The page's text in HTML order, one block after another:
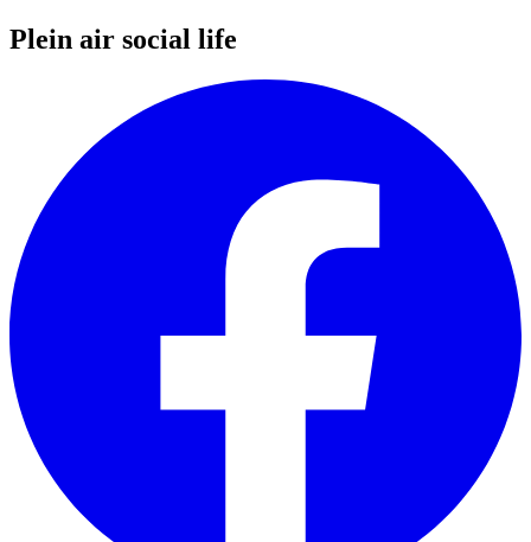
Plein air social life